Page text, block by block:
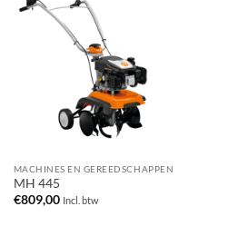
MACHINES EN GEREEDSCHAPPEN
MH 445
€809,00 Incl. btw